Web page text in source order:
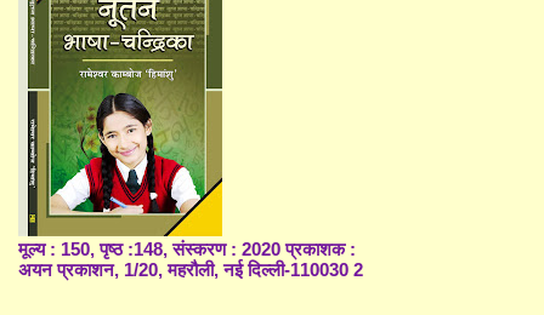
मूल्य : 150, पृष्ठ :148, संस्करण : 2020 प्रकाशक :
अयन प्रकाशन, 1/20, महरौली, नई दिल्ली-110030 2